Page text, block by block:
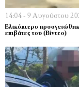
14:04 - 9 Αυγούστου
Ελικόπτερο
επιβάτες του (Bίντεο)